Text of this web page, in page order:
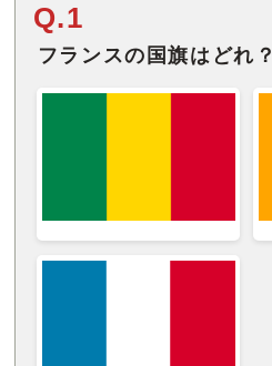
Q.1
フランスの国旗はどれ？